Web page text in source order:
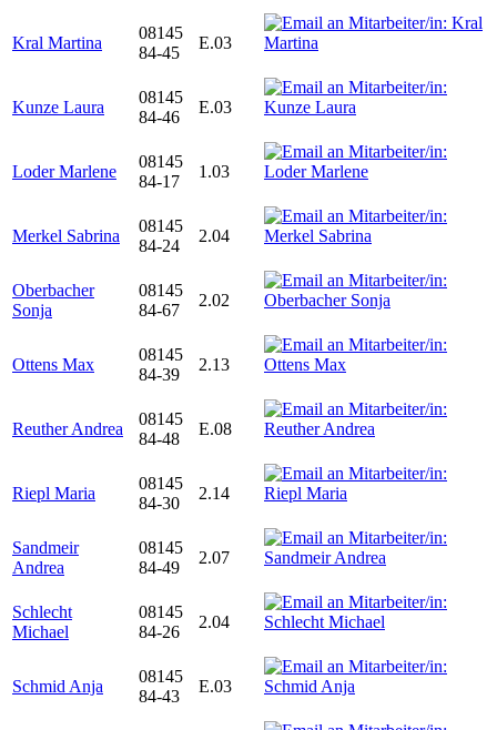
Kral Martina
08145
84-45
E.03
Kunze Laura
08145
84-46
E.03
Loder Marlene
08145
84-17
1.03
Merkel Sabrina
08145
84-24
2.04
Oberbacher
Sonja
08145
84-67
2.02
Ottens Max
08145
84-39
2.13
Reuther Andrea
08145
84-48
E.08
Riepl Maria
08145
84-30
2.14
Sandmeir
Andrea
08145
84-49
2.07
Schlecht
Michael
08145
84-26
2.04
Schmid Anja
08145
84-43
E.03